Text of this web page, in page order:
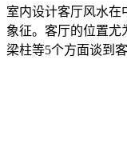
室内设计客厅风水在
象征。客厅的位置尤
梁柱等5个方面谈到